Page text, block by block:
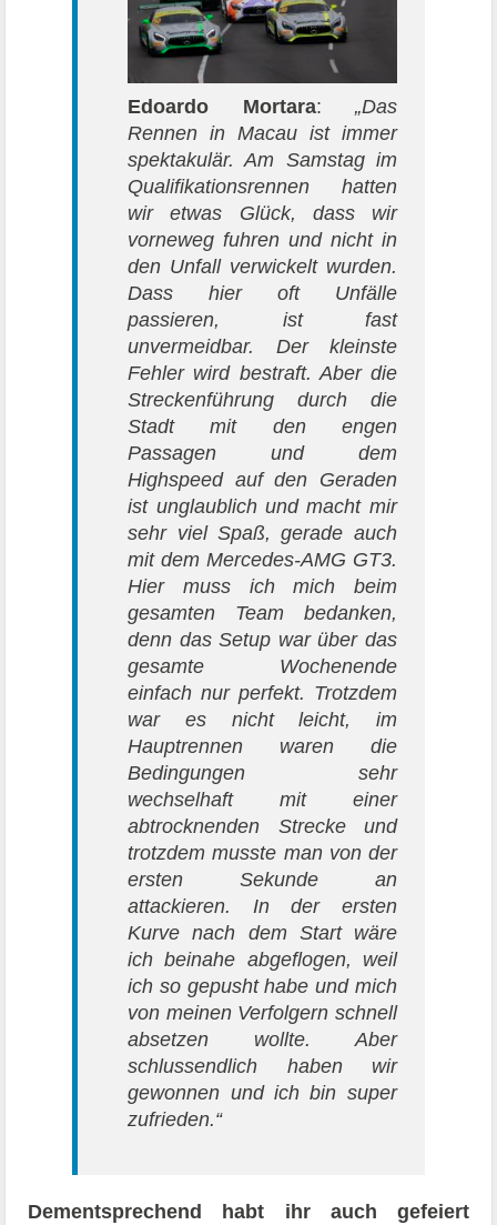
Edoardo Mortara: „Das
Rennen in Macau ist immer
spektakulär. Am Samstag im
Qualifikationsrennen hatten
wir etwas Glück, dass wir
vorneweg fuhren und nicht in
den Unfall verwickelt wurden.
Dass hier oft Unfälle
passieren, ist fast
unvermeidbar. Der kleinste
Fehler wird bestraft. Aber die
Streckenführung durch die
Stadt mit den engen
Passagen und dem
Highspeed auf den Geraden
ist unglaublich und macht mir
sehr viel Spaß, gerade auch
mit dem Mercedes-AMG GT3.
Hier muss ich mich beim
gesamten Team bedanken,
denn das Setup war über das
gesamte Wochenende
einfach nur perfekt. Trotzdem
war es nicht leicht, im
Hauptrennen waren die
Bedingungen sehr
wechselhaft mit einer
abtrocknenden Strecke und
trotzdem musste man von der
ersten Sekunde an
attackieren. In der ersten
Kurve nach dem Start wäre
ich beinahe abgeflogen, weil
ich so gepusht habe und mich
von meinen Verfolgern schnell
absetzen wollte. Aber
schlussendlich haben wir
gewonnen und ich bin super
zufrieden.“
Dementsprechend habt ihr auch gefeiert